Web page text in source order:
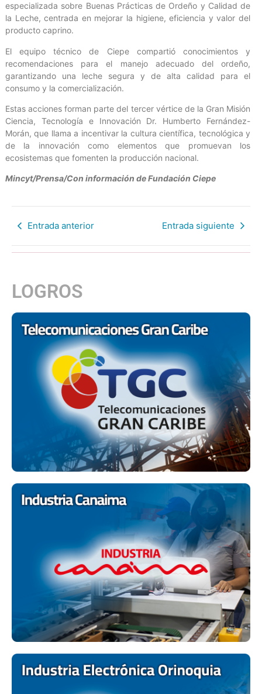
especializada sobre Buenas Prácticas de Ordeño y Calidad de
la Leche, centrada en mejorar la higiene, eficiencia y valor del
producto caprino.
El equipo técnico de Ciepe compartió conocimientos y
recomendaciones para el manejo adecuado del ordeño,
garantizando una leche segura y de alta calidad para el
consumo y la comercialización.
Estas acciones forman parte del tercer vértice de la Gran Misión
Ciencia, Tecnología e Innovación Dr. Humberto Fernández-
Morán, que llama a incentivar la cultura científica, tecnológica y
de la innovación como elementos que promuevan los
ecosistemas que fomenten la producción nacional.
Mincyt/Prensa/Con información de Fundación Ciepe
Entrada anterior Entrada siguiente
LOGROS